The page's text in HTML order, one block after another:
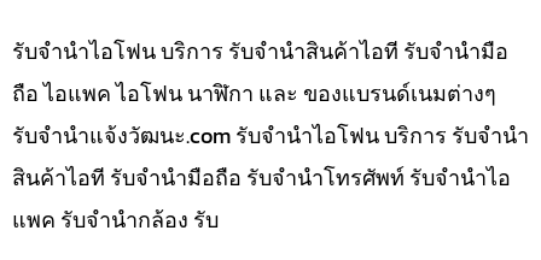
รับจำนำไอโฟน บริการ รับจำนำสินค้าไอที รับจำนำมือ
ถือ ไอแพค ไอโฟน นาฬิกา และ ของแบรนด์เนมต่างๆ
รับจํานําแจ้งวัฒนะ.com รับจำนำไอโฟน บริการ รับจำนำ
สินค้าไอที รับจำนำมือถือ รับจำนำโทรศัพท์ รับจำนำไอ
แพค รับจำนำกล้อง รับ